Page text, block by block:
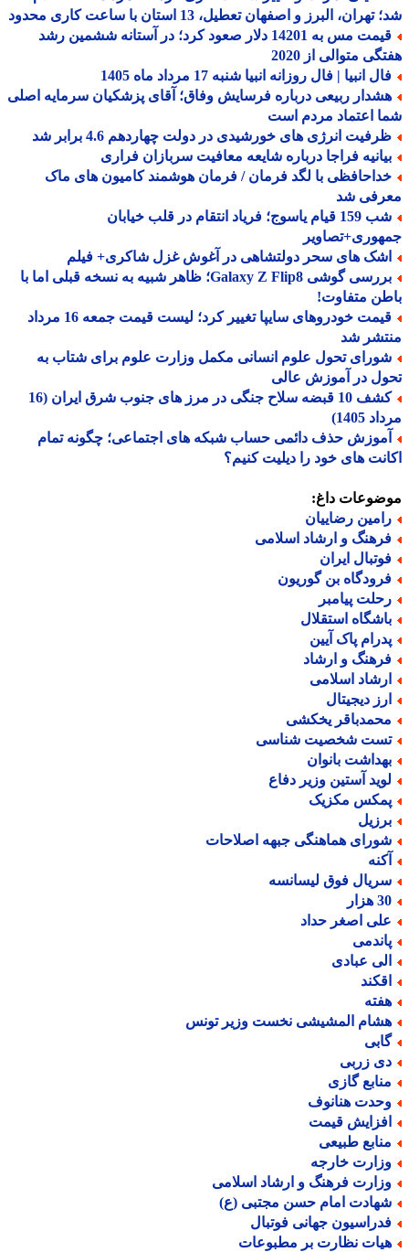
البرز و اصفهان تعطیل، 13 استان با ساعت کاری محدود
قیمت مس به 14201 دلار صعود کرد؛ در آستانه ششمین رشد
متوالی از 2020
انبیا | فال روزانه انبیا شنبه 17 مرداد ماه 1405
ربیعی درباره فرسایش وفاق؛ آقای پزشکیان سرمایه اصلی
اعتماد مردم است
انرژی های خورشیدی در دولت چهاردهم 4.6 برابر شد
فراجا درباره شایعه معافیت سربازان فراری
با لگد فرمان / فرمان هوشمند کامیون های ماک
شد
شب 159 قیام یاسوج؛ فریاد انتقام در قلب خیابان
های سحر دولتشاهی در آغوش غزل شاکری+ فیلم
بررسی گوشی Galaxy Z Flip8؛ ظاهر شبیه به نسخه قبلی اما با
متفاوت!
قیمت خودروهای سایپا تغییر کرد؛ لیست قیمت جمعه 16 مرداد
شد
تحول علوم انسانی مکمل وزارت علوم برای شتاب به
در آموزش عالی
کشف 10 قبضه سلاح جنگی در مرز های جنوب شرق ایران (16
1405)
حذف دائمی حساب شبکه های اجتماعی؛ چگونه تمام
های خود را دیلیت کنیم؟
داغ:
رضاییان
و ارشاد اسلامی
ایران
بن گوریون
پیامبر
استقلال
پاک آیین
و ارشاد
اسلامی
دیجیتال
یخکشی
شخصیت شناسی
بانوان
آستین وزیر دفاع
مکزیک
هماهنگی جبهه اصلاحات
فوق لیسانسه
اصغر حداد
عبادی
المشیشی نخست وزیر تونس
زربی
گازی
هنانوف
قیمت
طبیعی
خارجه
فرهنگ و ارشاد اسلامی
امام حسن مجتبی (ع)
جهانی فوتبال
نظارت بر مطبوعات